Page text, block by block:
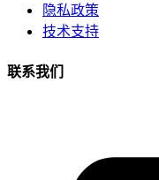
隐私政策
技术支持
联系我们